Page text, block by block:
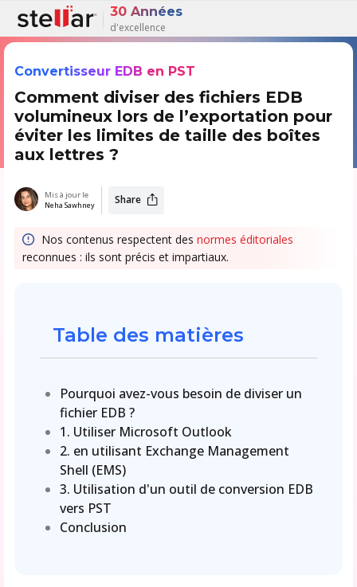
30 Années
d'excellence
Convertisseur EDB en PST
Comment diviser des fichiers EDB
volumineux lors de l’exportation pour
éviter les limites de taille des boîtes
aux lettres ?
Mis à jour le
Neha Sawhney Share
Nos contenus respectent des normes éditoriales
reconnues : ils sont précis et impartiaux.
Table des matières
Pourquoi avez-vous besoin de diviser un
fichier EDB ?
1. Utiliser Microsoft Outlook
2. en utilisant Exchange Management
Shell (EMS)
3. Utilisation d'un outil de conversion EDB
vers PST
Conclusion